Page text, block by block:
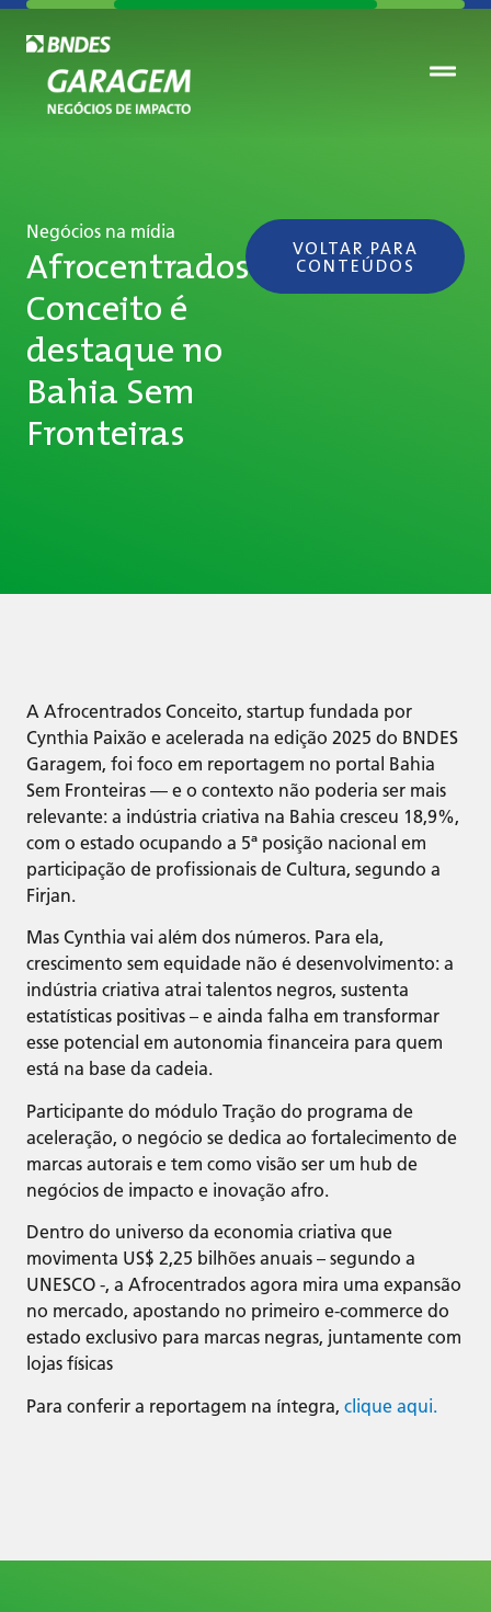
Negócios na mídia
Afrocentrados
Conceito é
destaque no
Bahia Sem
Fronteiras
VOLTAR PARA
CONTEÚDOS
A Afrocentrados Conceito, startup fundada por
Cynthia Paixão e acelerada na edição 2025 do BNDES
Garagem, foi foco em reportagem no portal Bahia
Sem Fronteiras — e o contexto não poderia ser mais
relevante: a indústria criativa na Bahia cresceu 18,9%,
com o estado ocupando a 5ª posição nacional em
participação de profissionais de Cultura, segundo a
Firjan.
Mas Cynthia vai além dos números. Para ela,
crescimento sem equidade não é desenvolvimento: a
indústria criativa atrai talentos negros, sustenta
estatísticas positivas – e ainda falha em transformar
esse potencial em autonomia financeira para quem
está na base da cadeia.
Participante do módulo Tração do programa de
aceleração, o negócio se dedica ao fortalecimento de
marcas autorais e tem como visão ser um hub de
negócios de impacto e inovação afro.
Dentro do universo da economia criativa que
movimenta US$ 2,25 bilhões anuais – segundo a
UNESCO -, a Afrocentrados agora mira uma expansão
no mercado, apostando no primeiro e-commerce do
estado exclusivo para marcas negras, juntamente com
lojas físicas
Para conferir a reportagem na íntegra, clique aqui.